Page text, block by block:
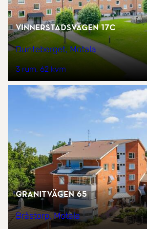
Vinnerstadsvägen 17C
Dunteberget, Motala
3 rum 62 kvm
Granitvägen 65
Bråstorp, Motala